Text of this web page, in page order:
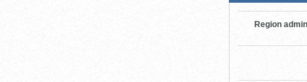
Region